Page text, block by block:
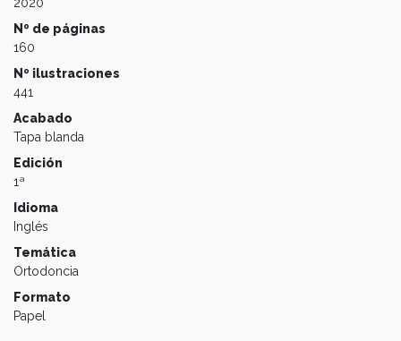
Nº de páginas
160
Nº ilustraciones
441
Acabado
Tapa blanda
Edición
1ª
Idioma
Inglés
Temática
Ortodoncia
Formato
Papel